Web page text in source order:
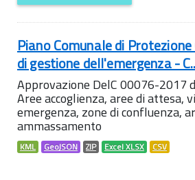
Piano Comunale di
di gestione dell'emergenza -
Approvazione DelC 00076-2017
Aree accoglienza, aree di attesa,
emergenza, zone di confluenza,
ammassamento
KML GeoJSON ZIP Excel XLSX CSV